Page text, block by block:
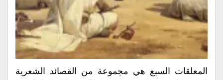
المعلقات السبع هي مجموعة من القصائد الشعرية